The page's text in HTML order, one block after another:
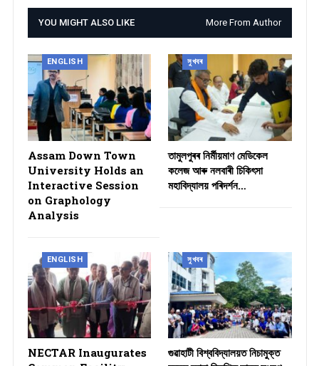
YOU MIGHT ALSO LIKE More From Author
ENGLISH
Assam Down Town
University Holds an
Interactive Session
on Graphology
Analysis
সুখবৰ
তামুলপুৰৰ নিৰ্মীয়মাণ মেডিকেল
কলেজ আৰু নলবাৰী চিকিৎসা
মহাবিদ্যালয় পৰিদৰ্শন…
ENGLISH
NECTAR Inaugurates
সুখবৰ
গুৱাহাটী বিশ্ববিদ্যালয়ত নিচামুক্ত